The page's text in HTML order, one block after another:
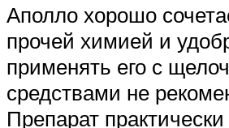
Аполло хорошо
прочей химией и
применять его с
средствами не
Препарат